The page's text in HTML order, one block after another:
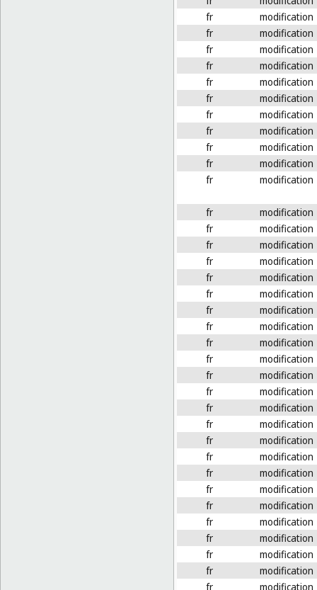
fr
modification
fr
modification
fr
modification
fr
modification
fr
modification
fr
modification
fr
modification
fr
modification
fr
modification
fr
modification
fr
modification
fr
modification
fr
modification
fr
modification
fr
modification
fr
modification
fr
modification
fr
modification
fr
modification
fr
modification
fr
modification
fr
modification
fr
modification
fr
modification
fr
modification
fr
modification
fr
modification
fr
modification
fr
modification
fr
modification
fr
modification
fr
modification
fr
modification
fr
modification
fr
modification